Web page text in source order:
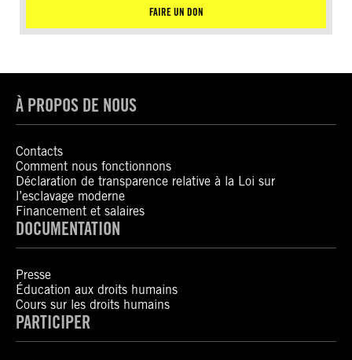
FAIRE UN DON
À PROPOS DE NOUS
Contacts
Comment nous fonctionnons
Déclaration de transparence relative à la Loi sur
l’esclavage moderne
Financement et salaires
DOCUMENTATION
Presse
Éducation aux droits humains
Cours sur les droits humains
PARTICIPER